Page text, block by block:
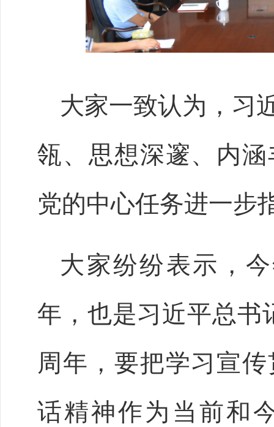
大家一致认为，习
瓴、思想深邃、内
党的中心任务进一步
大家纷纷表示，
年，也是习近平总书
周年，要把学习宣
话精神作为当前和